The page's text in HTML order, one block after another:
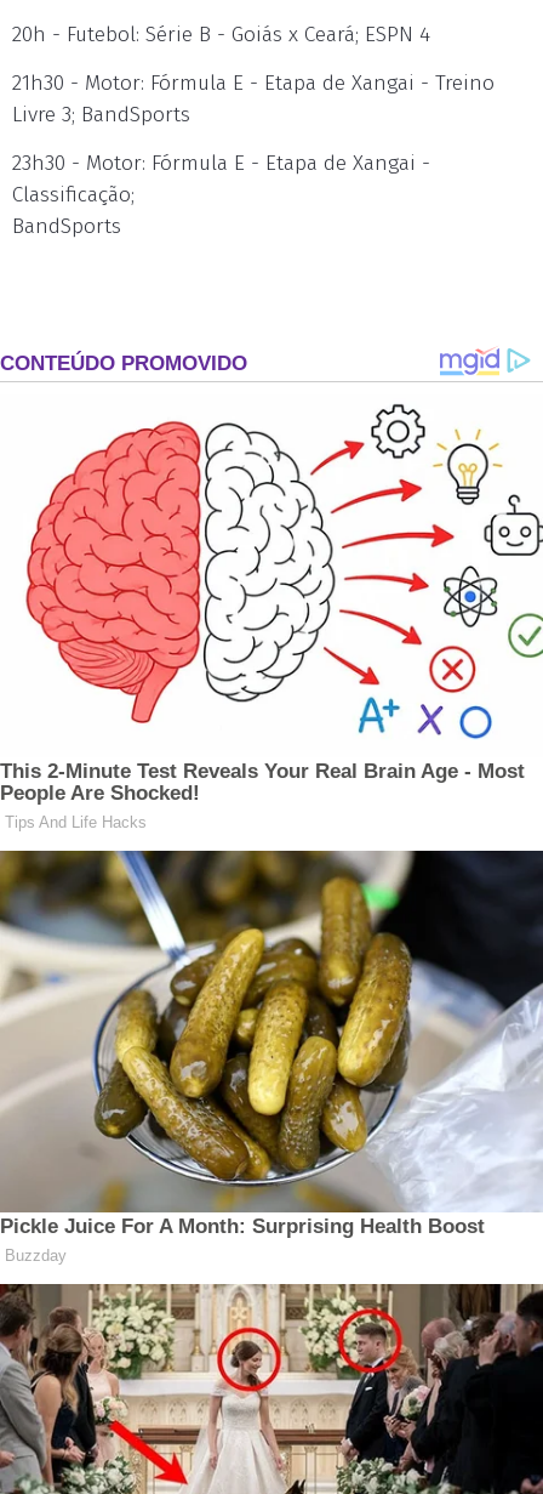
20h - Futebol: Série B - Goiás x Ceará; ESPN 4
21h30 - Motor: Fórmula E - Etapa de Xangai - Treino
Livre 3; BandSports
23h30 - Motor: Fórmula E - Etapa de Xangai -
Classificação;
BandSports